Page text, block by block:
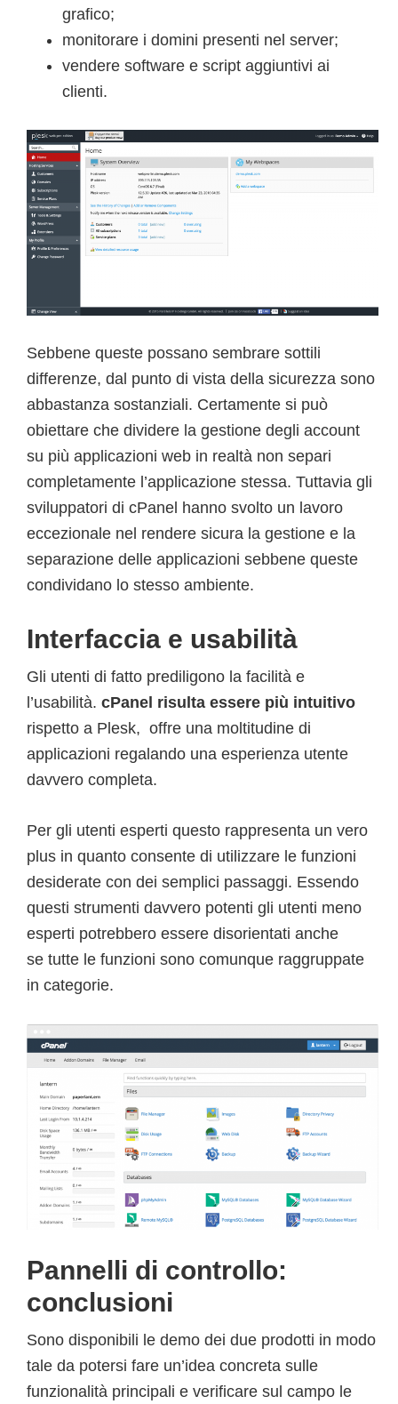
grafico;
monitorare i domini presenti nel server;
vendere software e script aggiuntivi ai
clienti.
Sebbene queste possano sembrare sottili
differenze, dal punto di vista della sicurezza sono
abbastanza sostanziali. Certamente si può
obiettare che dividere la gestione degli account
su più applicazioni web in realtà non separi
completamente l’applicazione stessa. Tuttavia gli
sviluppatori di cPanel hanno svolto un lavoro
eccezionale nel rendere sicura la gestione e la
separazione delle applicazioni sebbene queste
condividano lo stesso ambiente.
Interfaccia e usabilità
Gli utenti di fatto prediligono la facilità e
l’usabilità. cPanel risulta essere più intuitivo
rispetto a Plesk, offre una moltitudine di
applicazioni regalando una esperienza utente
davvero completa.
Per gli utenti esperti questo rappresenta un vero
plus in quanto consente di utilizzare le funzioni
desiderate con dei semplici passaggi. Essendo
questi strumenti davvero potenti gli utenti meno
esperti potrebbero essere disorientati anche
se tutte le funzioni sono comunque raggruppate
in categorie.
Pannelli di controllo:
conclusioni
Sono disponibili le demo dei due prodotti in modo
tale da potersi fare un’idea concreta sulle
funzionalità principali e verificare sul campo le